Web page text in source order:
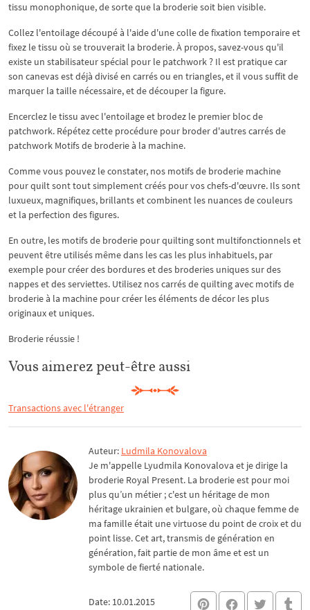
tissu monophonique, de sorte que la broderie soit bien visible.
Collez l'entoilage découpé à l'aide d'une colle de fixation temporaire et
fixez le tissu où se trouverait la broderie. À propos, savez-vous qu'il
existe un stabilisateur spécial pour le patchwork ? Il est pratique car
son canevas est déjà divisé en carrés ou en triangles, et il vous suffit de
marquer la taille nécessaire, et de découper la figure.
Encerclez le tissu avec l'entoilage et brodez le premier bloc de
patchwork. Répétez cette procédure pour broder d'autres carrés de
patchwork Motifs de broderie à la machine.
Comme vous pouvez le constater, nos motifs de broderie machine
pour quilt sont tout simplement créés pour vos chefs-d'œuvre. Ils sont
luxueux, magnifiques, brillants et combinent les nuances de couleurs
et la perfection des figures.
En outre, les motifs de broderie pour quilting sont multifonctionnels et
peuvent être utilisés même dans les cas les plus inhabituels, par
exemple pour créer des bordures et des broderies uniques sur des
nappes et des serviettes. Utilisez nos carrés de quilting avec motifs de
broderie à la machine pour créer les éléments de décor les plus
originaux et uniques.
Broderie réussie !
Vous aimerez peut-être aussi
Transactions avec l'étranger
Auteur: Ludmila Konovalova
Je m'appelle Lyudmila Konovalova et je dirige la
broderie Royal Present. La broderie est pour moi
plus qu’un métier ; c'est un héritage de mon
héritage ukrainien et bulgare, où chaque femme de
ma famille était une virtuose du point de croix et du
point lisse. Cet art, transmis de génération en
génération, fait partie de mon âme et est un
symbole de fierté nationale.
Date: 10.01.2015